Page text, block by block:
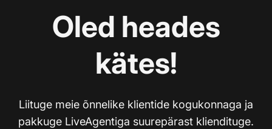
Oled heades
kätes!
Liituge meie õnnelike klientide kogukonnaga ja
pakkuge LiveAgentiga suurepärast kliendituge.